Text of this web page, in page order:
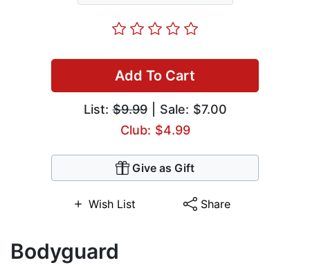
Add To Cart
List:$9.99| Sale: $7.00
Club: $4.99
Give as Gift
Wish List Share
Bodyguard